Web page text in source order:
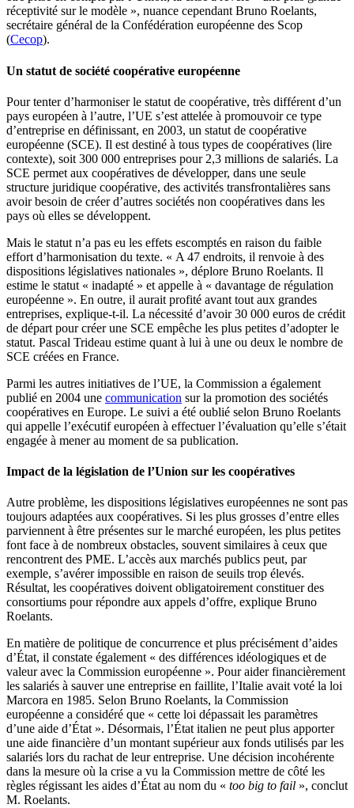
réceptivité sur le modèle », nuance cependant Bruno Roelants,
secrétaire général de la Confédération européenne des Scop
(Cecop).
Un statut de société coopérative européenne
Pour tenter d’harmoniser le statut de coopérative, très différent d’un
pays européen à l’autre, l’UE s’est attelée à promouvoir ce type
d’entreprise en définissant, en 2003, un statut de coopérative
européenne (SCE). Il est destiné à tous types de coopératives (lire
contexte), soit 300 000 entreprises pour 2,3 millions de salariés. La
SCE permet aux coopératives de développer, dans une seule
structure juridique coopérative, des activités transfrontalières sans
avoir besoin de créer d’autres sociétés non coopératives dans les
pays où elles se développent.
Mais le statut n’a pas eu les effets escomptés en raison du faible
effort d’harmonisation du texte. « A 47 endroits, il renvoie à des
dispositions législatives nationales », déplore Bruno Roelants. Il
estime le statut « inadapté » et appelle à « davantage de régulation
européenne ». En outre, il aurait profité avant tout aux grandes
entreprises, explique-t-il. La nécessité d’avoir 30 000 euros de crédit
de départ pour créer une SCE empêche les plus petites d’adopter le
statut. Pascal Trideau estime quant à lui à une ou deux le nombre de
SCE créées en France.
Parmi les autres initiatives de l’UE, la Commission a également
publié en 2004 une communication sur la promotion des sociétés
coopératives en Europe. Le suivi a été oublié selon Bruno Roelants
qui appelle l’exécutif européen à effectuer l’évaluation qu’elle s’était
engagée à mener au moment de sa publication.
Impact de la législation de l’Union sur les coopératives
Autre problème, les dispositions législatives européennes ne sont pas
toujours adaptées aux coopératives. Si les plus grosses d’entre elles
parviennent à être présentes sur le marché européen, les plus petites
font face à de nombreux obstacles, souvent similaires à ceux que
rencontrent des PME. L’accès aux marchés publics peut, par
exemple, s’avérer impossible en raison de seuils trop élevés.
Résultat, les coopératives doivent obligatoirement constituer des
consortiums pour répondre aux appels d’offre, explique Bruno
Roelants.
En matière de politique de concurrence et plus précisément d’aides
d’État, il constate également « des différences idéologiques et de
valeur avec la Commission européenne ». Pour aider financièrement
les salariés à sauver une entreprise en faillite, l’Italie avait voté la loi
Marcora en 1985. Selon Bruno Roelants, la Commission
européenne a considéré que « cette loi dépassait les paramètres
d’une aide d’État ». Désormais, l’État italien ne peut plus apporter
une aide financière d’un montant supérieur aux fonds utilisés par les
salariés lors du rachat de leur entreprise. Une décision incohérente
dans la mesure où la crise a vu la Commission mettre de côté les
règles régissant les aides d’État au nom du « too big to fail », conclut
M. Roelants.